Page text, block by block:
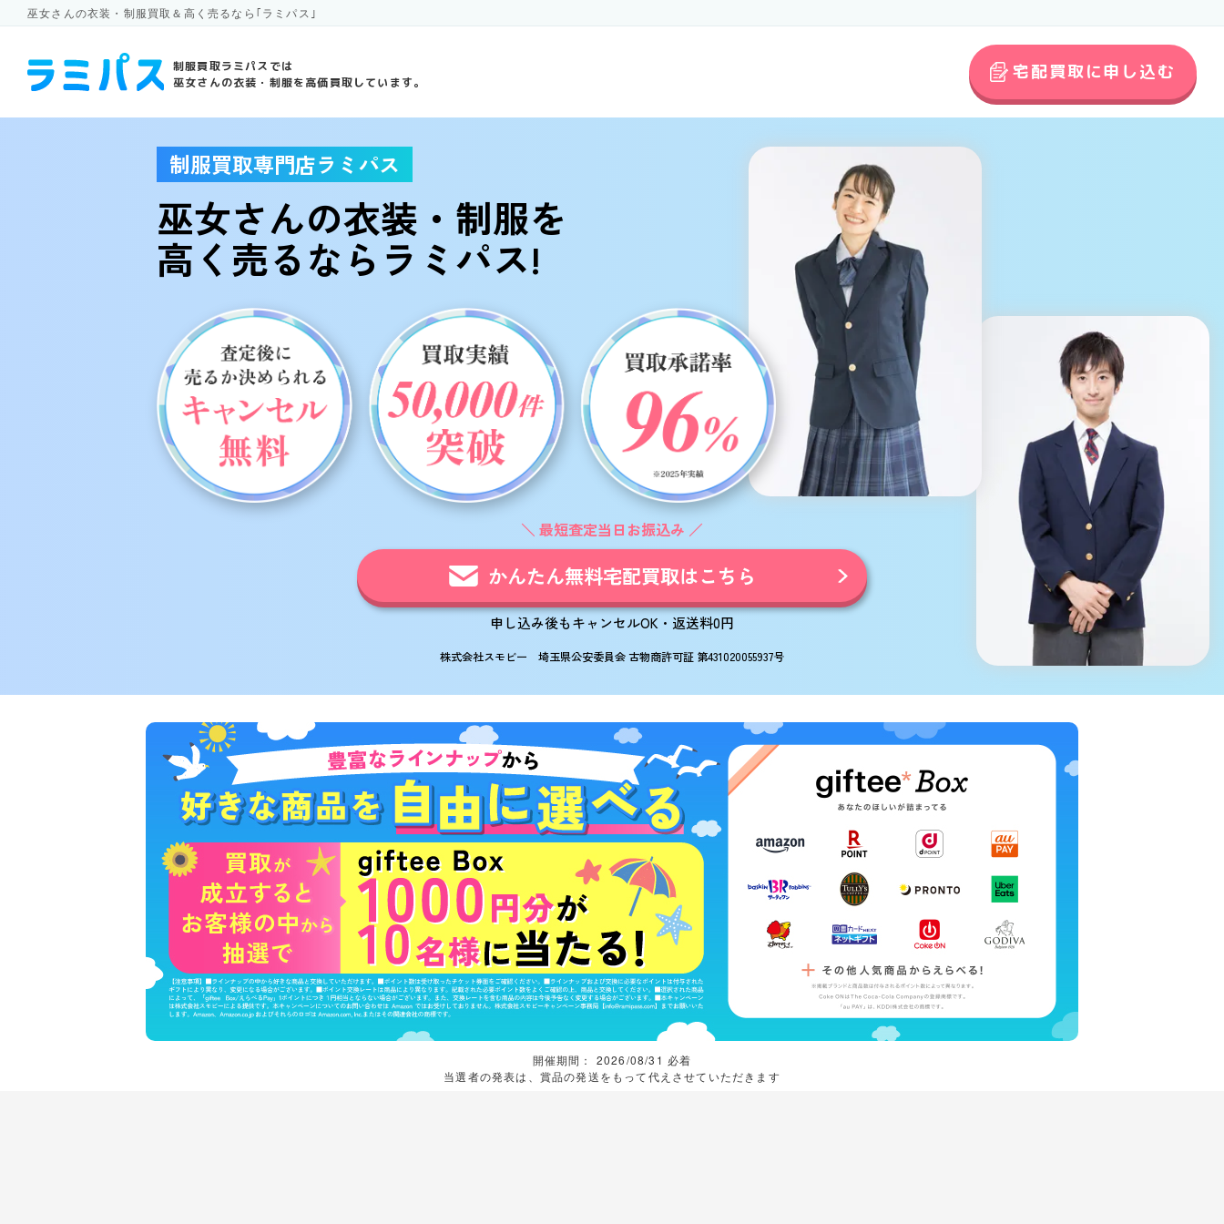
巫女さんの衣装・制服買取＆高く売るなら｢ラミパス｣
制服買取ラミパスでは
巫女さんの衣装・制服を高価買取しています。
宅配買取に申し込む
制服買取専門店ラミパス
巫女さんの衣装・制服を
高く売るならラミパス!
最短査定当日お振込み
かんたん無料宅配買取はこちら
申し込み後もキャンセルOK・返送料0円
株式会社スモビー 埼玉県公安委員会 古物商許可証 第431020055937号
開催期間： 2026/08/31 必着
当選者の発表は、賞品の発送をもって代えさせていただきます